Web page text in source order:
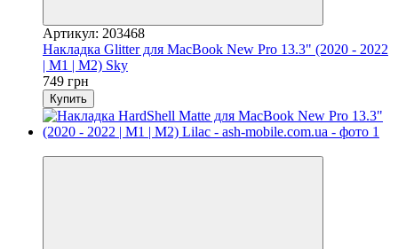
Артикул: 203468
Накладка Glitter для MacBook New Pro 13.3" (2020 - 2022
| M1 | M2) Sky
749 грн
Купить